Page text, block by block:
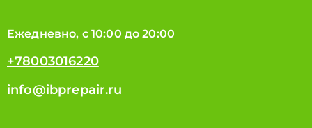
Ежедневно, с 10:00 до 20:00
+78003016220
info@ibprepair.ru